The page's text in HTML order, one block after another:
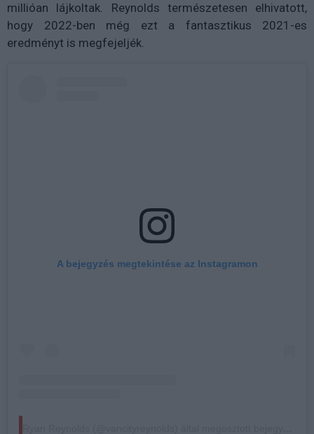
millióan lájkoltak. Reynolds természetesen elhivatott,
hogy 2022-ben még ezt a fantasztikus 2021-es
eredményt is megfejeljék.
A bejegyzés megtekintése az Instagramon